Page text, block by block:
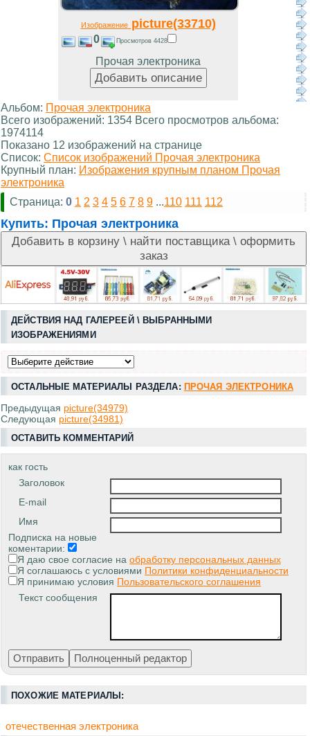
Изображениеpicture(33710)
0 Просмотров 4428
Прочая электроника
Альбом: Прочая электроника
Всего изображений: 1354 Всего просмотров альбома:
1974114
Показано 12 изображений на странице
Список: Список изображений Прочая электроника
Крупный план: Изображения крупным планом Прочая
электроника
Страница: 0 1 2 3 4 5 6 7 8 9 ...110 111 112
Купить: Прочая электроника
ДЕЙСТВИЯ НАД ГАЛЕРЕЕЙ \ ВЫБРАННЫМИ
ИЗОБРАЖЕНИЯМИ
ОСТАЛЬНЫЕ МАТЕРИАЛЫ РАЗДЕЛА: ПРОЧАЯ ЭЛЕКТРОНИКА
Предыдущая picture(34979)
Следующая picture(34981)
ОСТАВИТЬ КОММЕНТАРИЙ
как гость
Заголовок
E-mail
Имя
Подписка на новые
коментарии:
Я даю свое согласие на обработку персональных данных
Я соглашаюсь с условиями Политики конфиденциальности
Я принимаю условия Пользовательского соглашения
Текст сообщения
ПОХОЖИЕ МАТЕРИАЛЫ:
отечественная электроника